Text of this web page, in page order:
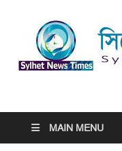
সিলেট
News
MAIN MENU